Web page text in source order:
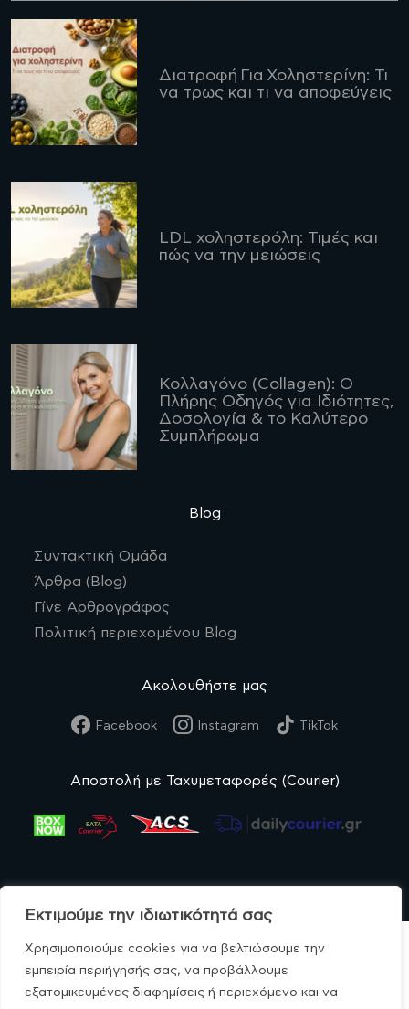
Εκτιμούμε την ιδιωτικότητά σας
Χρησιμοποιούμε cookies για να βελτιώσουμε την
εμπειρία περιήγησής σας, να προβάλλουμε
εξατομικευμένες διαφημίσεις ή περιεχόμενο και να
Διατροφή Για Χοληστερίνη: Τι
να τρως και τι να αποφεύγεις
LDL χοληστερόλη: Τιμές και
πώς να την μειώσεις
Κολλαγόνο (Collagen): Ο
Πλήρης Οδηγός για Ιδιότητες,
Δοσολογία & το Καλύτερο
Συμπλήρωμα
Blog
Συντακτική Ομάδα
Άρθρα (Blog)
Γίνε Αρθρογράφος
Πολιτική περιεχομένου Blog
Ακολουθήστε μας
Facebook Instagram TikTok
Αποστολή με Ταχυμεταφορές (Courier)
© MonoBio.gr 2020-2026.